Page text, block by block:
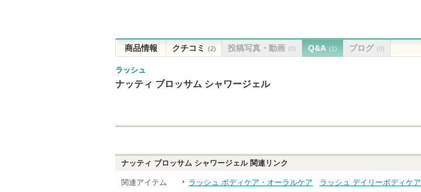
商品情報 クチコミ (2) 投稿写真・動画 (0) Q&A (1) ブログ (0)
ラッシュ
ナッティ ブロッサム シャワージェル
ナッティ ブロッサム シャワージェル関連リンク
関連アイテム ラッシュ ボディケア・オーラルケア ラッシュ デイリーボディケア